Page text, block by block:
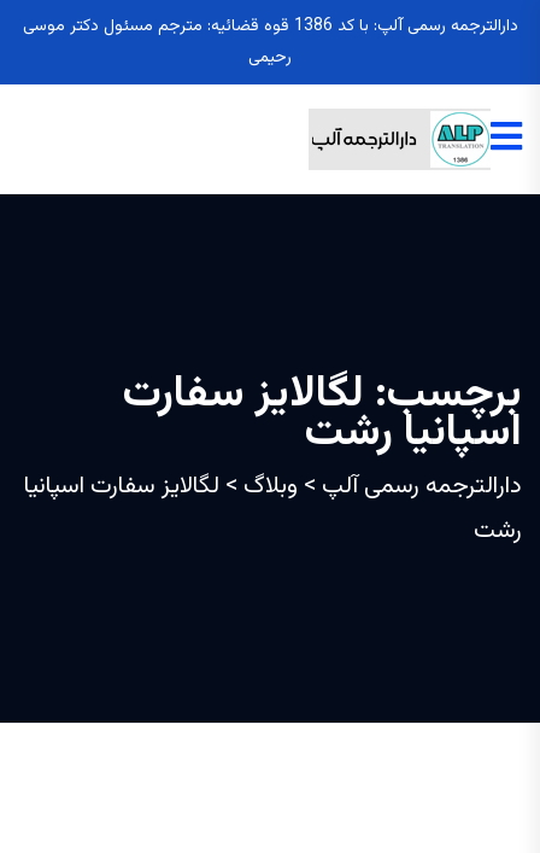
دارالترجمه رسمی آلپ: با کد 1386 قوه قضائیه: مترجم مسئول دکتر موسی
رحیمی
برچسب: لگالایز سفارت
اسپانیا رشت
دارالترجمه رسمی آلپ > وبلاگ > لگالایز سفارت اسپانیا
رشت